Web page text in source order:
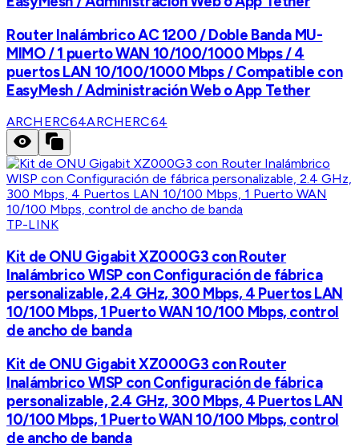
Router Inalámbrico AC 1200 / Doble Banda MU-
MIMO / 1 puerto WAN 10/100/1000 Mbps / 4
puertos LAN 10/100/1000 Mbps / Compatible con
EasyMesh / Administración Web o App Tether
ARCHERC64ARCHERC64
TP-LINK
Kit de ONU Gigabit XZ000G3 con Router
Inalámbrico WISP con Configuración de fábrica
personalizable, 2.4 GHz, 300 Mbps, 4 Puertos LAN
10/100 Mbps, 1 Puerto WAN 10/100 Mbps, control
de ancho de banda
Kit de ONU Gigabit XZ000G3 con Router
Inalámbrico WISP con Configuración de fábrica
personalizable, 2.4 GHz, 300 Mbps, 4 Puertos LAN
10/100 Mbps, 1 Puerto WAN 10/100 Mbps, control
de ancho de banda